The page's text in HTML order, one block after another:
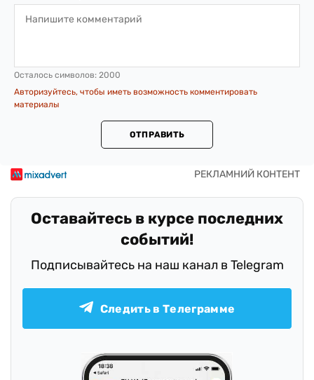
Осталось символов: 2000
Авторизуйтесь, чтобы иметь возможность комментировать
материалы
ОТПРАВИТЬ
Оставайтесь в курсе последних
событий!
Подписывайтесь на наш канал в Telegram
Следить в Телеграмме